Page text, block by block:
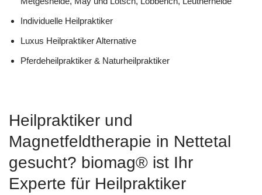
Individuelle Heilpraktiker
Luxus Heilpraktiker Alternative
Pferdeheilpraktiker & Naturheilpraktiker
Heilpraktiker und
Magnetfeldtherapie in Nettetal
gesucht? biomag® ist Ihr
Experte für Heilpraktiker